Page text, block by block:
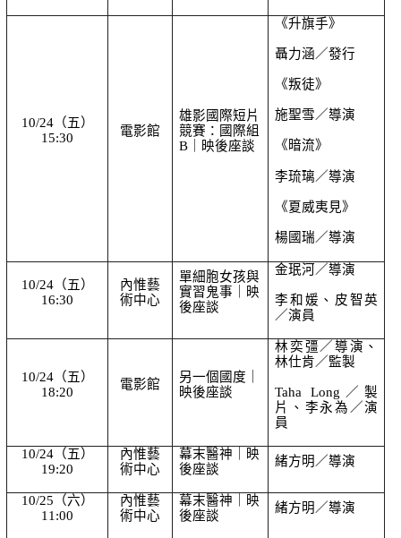
10/24（五）
15:30
電影館
雄影國際短片
競賽：國際組
B｜映後座談
《升旗手》
聶力涵／發行
《叛徒》
施聖雪／導演
《暗流》
李琉璃／導演
《夏威夷見》
楊國瑞／導演
10/24（五）
16:30
內惟藝
術中心
單細胞女孩與
實習鬼事｜映
後座談
金珉河／導演
李和媛、皮智英
／演員
10/24（五）
18:20
電影館
另一個國度｜
映後座談
林奕彊／導演、
林仕肯／監製
Taha Long／製
片、李永為／演
員
10/24（五）
19:20
內惟藝
術中心
幕末醫神｜映
後座談
緒方明／導演
10/25（六）
11:00
內惟藝
術中心
幕末醫神｜映
後座談
緒方明／導演